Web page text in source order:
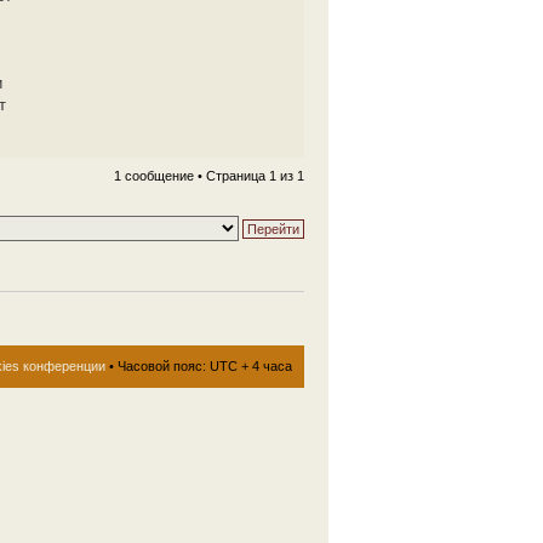
1 сообщение • Страница 1 из 1
конференции • Часовой пояс: UTC + 4 часа